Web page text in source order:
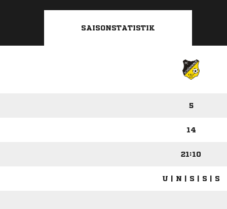
SAISONSTATISTIK
5
14
21:10
U | N | S | S | S